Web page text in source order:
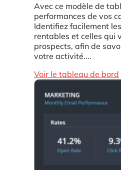
Avec ce modèle de
performances de vos
Identifiez facilement
rentables et celles qui
prospects, afin de
votre activité....
Voir le tableau de bord